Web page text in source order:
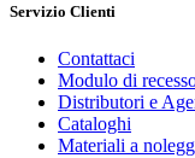
Servizio Clienti
Contattaci
Modulo di
Distributori e
Cataloghi
Materiali a